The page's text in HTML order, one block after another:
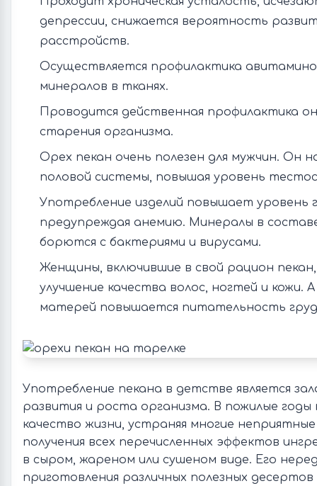
депрессии, снижается вероятность
расстройств.
Осуществляется профилактика
минералов в тканях.
Проводится действенная профилактика
старения организма.
Орех пекан очень полезен для мужчин. Он
половой системы, повышая уровень
Употребление изделий повышает уровень
предупреждая анемию. Минералы в
борются с бактериями и вирусами.
Женщины, включившие в свой рацион
улучшение качества волос, ногтей и кожи.
матерей повышается питательность
Употребление пекана в детстве является
развития и роста организма. В пожилые
качество жизни, устраняя многие
получения всех перечисленных эффектов
в сыром, жареном или сушеном виде. Его
приготовления различных полезных